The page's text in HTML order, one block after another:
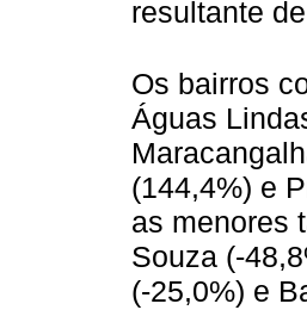
resultante
Os bairros
Águas
(144,4%) e
as menores
Souza (-
(-25,0%) e